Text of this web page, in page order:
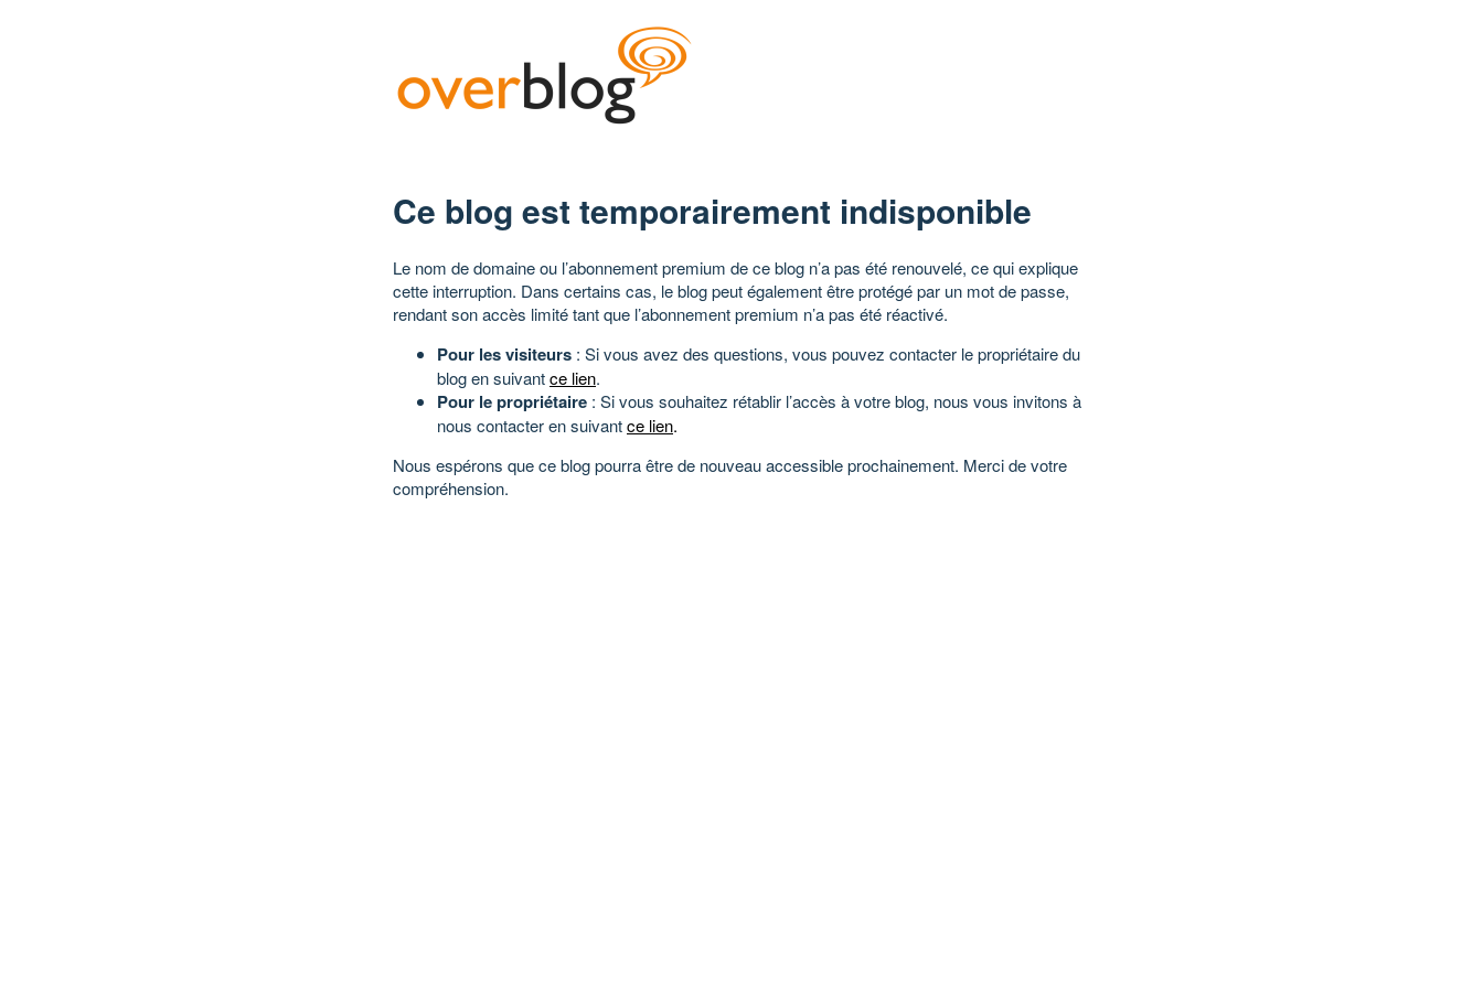
Ce blog est temporairement indisponible
Le nom de domaine ou l’abonnement premium de ce blog n’a pas été renouvelé, ce qui explique
cette interruption. Dans certains cas, le blog peut également être protégé par un mot de passe,
rendant son accès limité tant que l’abonnement premium n’a pas été réactivé.
Pour les visiteurs : Si vous avez des questions, vous pouvez contacter le propriétaire du
blog en suivantce lien.
Pour le propriétaire : Si vous souhaitez rétablir l’accès à votre blog, nous vous invitons à
nous contacter en suivantce lien.
Nous espérons que ce blog pourra être de nouveau accessible prochainement. Merci de votre
compréhension.